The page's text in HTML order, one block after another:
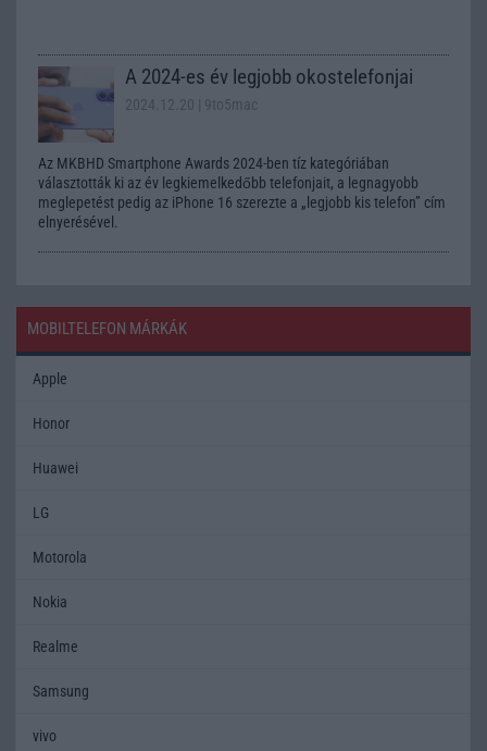
A 2024-es év legjobb okostelefonjai
2024.12.20 | 9to5mac
Az MKBHD Smartphone Awards 2024-ben tíz kategóriában
választották ki az év legkiemelkedőbb telefonjait, a legnagyobb
meglepetést pedig az iPhone 16 szerezte a „legjobb kis telefon” cím
elnyerésével.
MOBILTELEFON MÁRKÁK
Apple
Honor
Huawei
LG
Motorola
Nokia
Realme
Samsung
vivo